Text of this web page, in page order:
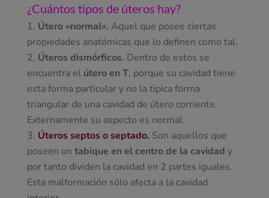
¿Cuántos tipos de úteros hay?
Útero «normal». Aquel que posee ciertas
propiedades anatómicas que lo definen como tal.
Úteros dismórficos. Dentro de estos se
encuentra el útero en T, porque su cavidad tiene
esta forma particular y no la típica forma
triangular de una cavidad de útero corriente.
Externamente su aspecto es normal.
Úteros septos o septado. Son aquellos que
poseen un tabique en el centro de la cavidad y
por tanto dividen la cavidad en 2 partes iguales.
Esta malformación sólo afecta a la cavidad